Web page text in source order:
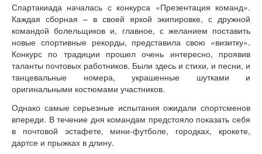
Спартакиада началась с конкурса «Презентация команд».
Каждая сборная – в своей яркой экипировке, с дружной
командой болельщиков и, главное, с желанием поставить
новые спортивные рекорды, представила свою «визитку».
Конкурс по традиции прошел очень интересно, проявив
таланты почтовых работников. Были здесь и стихи, и песни, и
танцевальные номера, украшенные шутками и
оригинальными костюмами участников.
Однако самые серьезные испытания ожидали спортсменов
впереди. В течение дня командам предстояло показать себя
в почтовой эстафете, мини-футболе, городках, крокете,
дартсе и прыжках в длину.